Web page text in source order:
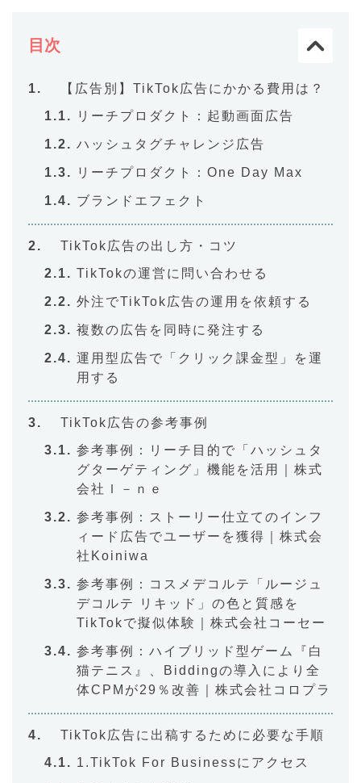
目次
【広告別】TikTok広告にかかる費用は？
リーチプロダクト：起動画面広告
ハッシュタグチャレンジ広告
リーチプロダクト：One Day Max
ブランドエフェクト
TikTok広告の出し方・コツ
TikTokの運営に問い合わせる
外注でTikTok広告の運用を依頼する
複数の広告を同時に発注する
運用型広告で「クリック課金型」を運
用する
TikTok広告の参考事例
参考事例：リーチ目的で「ハッシュタ
グターゲティング」機能を活用｜株式
会社Ｉ－ｎｅ
参考事例：ストーリー仕立てのインフ
ィード広告でユーザーを獲得｜株式会
社Koiniwa
参考事例：コスメデコルテ「ルージュ
デコルテ リキッド」の色と質感を
TikTokで擬似体験｜株式会社コーセー
参考事例：ハイブリッド型ゲーム『白
猫テニス』、Biddingの導入により全
体CPMが29％改善｜株式会社コロプラ
TikTok広告に出稿するために必要な手順
1.TikTok For Businessにアクセス